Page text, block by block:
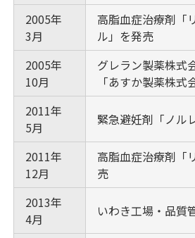
2005年
3月
高脂血症治療剤「
ル」を発売
2005年
10月
グレラン製薬株式
「あすか製薬株式
2011年
5月
緊急避妊剤「ノル
2011年
12月
高脂血症治療剤「
売
2013年
4月
いわき工場・品質